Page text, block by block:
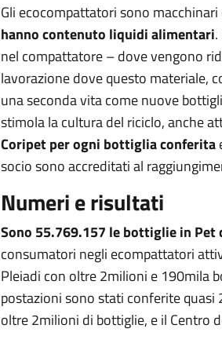
Gli ecocompattatori sono
hanno contenuto liquidi alimentari
nel compattatore – dove vengono
lavorazione dove questo materiale,
una seconda vita come nuove
stimola la cultura del riciclo, anche
Coripet per ogni bottiglia conferita
socio sono accreditati al
Numeri e risultati
Sono 55.769.157 le bottiglie in
consumatori negli ecompattatori
Pleiadi con oltre 2milioni e 190mila
postazioni sono stati conferite
oltre 2milioni di bottiglie, e il Centro